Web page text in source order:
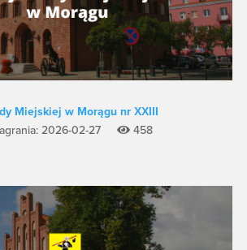
Miejskiej w Morągu nr XXIII
2026-02-27
458